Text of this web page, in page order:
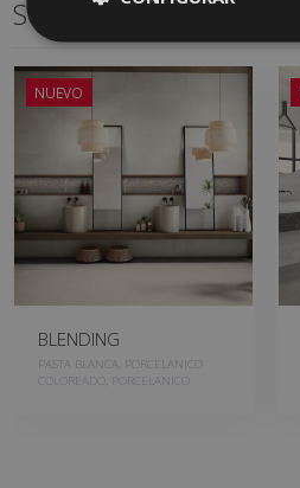
Series relacionadas
NUEVO
BLENDING
PASTA BLANCA, PORCELANICO
COLOREADO, PORCELANICO